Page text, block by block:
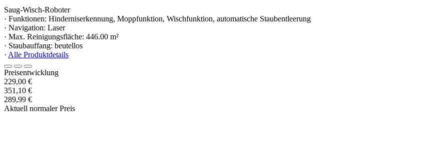
Saug-Wisch-Roboter
· Funktionen: Hinderniserkennung, Moppfunktion, Wischfunktion, automatische Staubentleerung
· Navigation: Laser
· Max. Reinigungsfläche: 446.00 m²
· Staubauffang: beutellos
· Alle Produktdetails
Preisentwicklung
229,00 €
351,10 €
289,99 €
Aktuell normaler Preis